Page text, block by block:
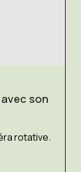
son
rotative.